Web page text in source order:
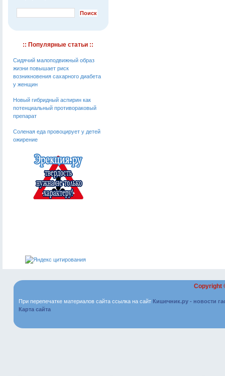
:: Популярные статьи ::
Сидячий малоподвижный образ
жизни повышает риск
возникновения сахарного диабета
у женщин
Новый гибридный аспирин как
потенциальный противораковый
препарат
Соленая еда провоцирует у детей
ожирение
Copyright
При перепечатке материалов сайта ссылка на сайт Кишечник.ру - новости
Карта сайта